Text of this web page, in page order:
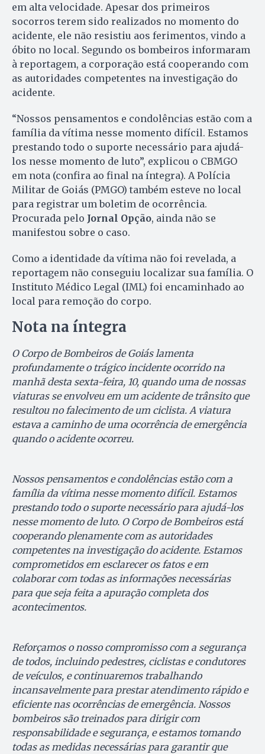
em alta velocidade. Apesar dos primeiros
socorros terem sido realizados no momento do
acidente, ele não resistiu aos ferimentos, vindo a
óbito no local. Segundo os bombeiros informaram
à reportagem, a corporação está cooperando com
as autoridades competentes na investigação do
acidente.
“Nossos pensamentos e condolências estão com a
família da vítima nesse momento difícil. Estamos
prestando todo o suporte necessário para ajudá-
los nesse momento de luto”, explicou o CBMGO
em nota (confira ao final na íntegra). A Polícia
Militar de Goiás (PMGO) também esteve no local
para registrar um boletim de ocorrência.
Procurada pelo Jornal Opção, ainda não se
manifestou sobre o caso.
Como a identidade da vítima não foi revelada, a
reportagem não conseguiu localizar sua família. O
Instituto Médico Legal (IML) foi encaminhado ao
local para remoção do corpo.
Nota na íntegra
O Corpo de Bombeiros de Goiás lamenta
profundamente o trágico incidente ocorrido na
manhã desta sexta-feira, 10, quando uma de nossas
viaturas se envolveu em um acidente de trânsito que
resultou no falecimento de um ciclista. A viatura
estava a caminho de uma ocorrência de emergência
quando o acidente ocorreu.
Nossos pensamentos e condolências estão com a
família da vítima nesse momento difícil. Estamos
prestando todo o suporte necessário para ajudá-los
nesse momento de luto. O Corpo de Bombeiros está
cooperando plenamente com as autoridades
competentes na investigação do acidente. Estamos
comprometidos em esclarecer os fatos e em
colaborar com todas as informações necessárias
para que seja feita a apuração completa dos
acontecimentos.
Reforçamos o nosso compromisso com a segurança
de todos, incluindo pedestres, ciclistas e condutores
de veículos, e continuaremos trabalhando
incansavelmente para prestar atendimento rápido e
eficiente nas ocorrências de emergência. Nossos
bombeiros são treinados para dirigir com
responsabilidade e segurança, e estamos tomando
todas as medidas necessárias para garantir que